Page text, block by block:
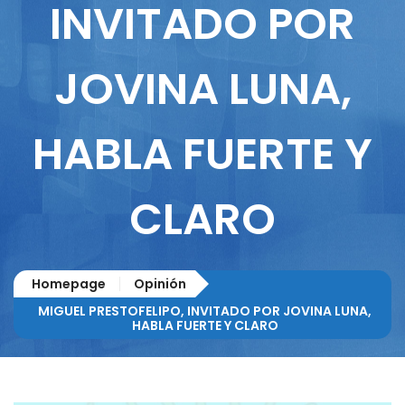
INVITADO POR
JOVINA LUNA,
HABLA FUERTE Y
CLARO
Homepage
Opinión
MIGUEL PRESTOFELIPO, INVITADO POR JOVINA LUNA,
HABLA FUERTE Y CLARO